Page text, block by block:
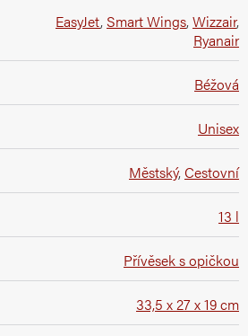
EasyJet, Smart Wings,Wizzair,
Ryanair
Béžová
Unisex
Městský,Cestovní
13 l
Přívěsek s opičkou
33,5 x 27 x 19 cm